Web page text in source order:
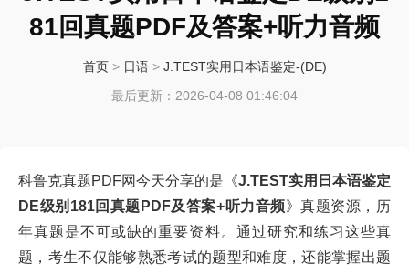
81回真题PDF及答案+听力音频
首页> 日语> J.TEST实用日本语鉴定-(DE)
最后更新：2026-04-08 01:46:04
科鲁克真题PDF网今天分享的是《J.TEST实用日本语鉴定
DE级别181回真题PDF及答案+听力音频》真题资源，历
年真题是不可或缺的重要资料。通过研究和练习这些真
题，考生不仅能够熟悉考试的题型和难度，还能掌握出题